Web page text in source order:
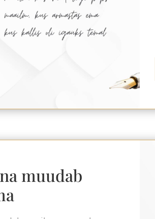
muudab